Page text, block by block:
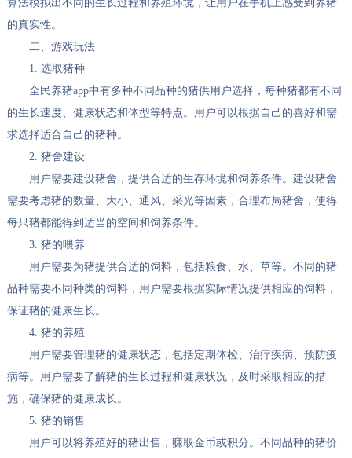
算法模拟出不同的生长过程和养殖环境，让用户在手机上感受到养猪
的真实性。
二、游戏玩法
1. 选取猪种
全民养猪app中有多种不同品种的猪供用户选择，每种猪都有不同
的生长速度、健康状态和体型等特点。用户可以根据自己的喜好和需
求选择适合自己的猪种。
2. 猪舍建设
用户需要建设猪舍，提供合适的生存环境和饲养条件。建设猪舍
需要考虑猪的数量、大小、通风、采光等因素，合理布局猪舍，使得
每只猪都能得到适当的空间和饲养条件。
3. 猪的喂养
用户需要为猪提供合适的饲料，包括粮食、水、草等。不同的猪
品种需要不同种类的饲料，用户需要根据实际情况提供相应的饲料，
保证猪的健康生长。
4. 猪的养殖
用户需要管理猪的健康状态，包括定期体检、治疗疾病、预防疫
病等。用户需要了解猪的生长过程和健康状况，及时采取相应的措
施，确保猪的健康成长。
5. 猪的销售
用户可以将养殖好的猪出售，赚取金币或积分。不同品种的猪价